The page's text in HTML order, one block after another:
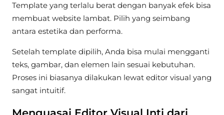
Template yang terlalu berat dengan banyak efek bisa
membuat website lambat. Pilih yang seimbang
antara estetika dan performa.
Setelah template dipilih, Anda bisa mulai mengganti
teks, gambar, dan elemen lain sesuai kebutuhan.
Proses ini biasanya dilakukan lewat editor visual yang
sangat intuitif.